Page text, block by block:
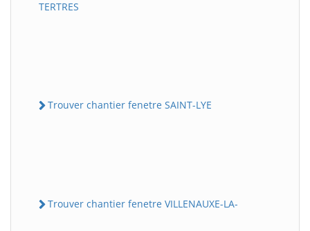
TERTRES
Trouver chantier fenetre SAINT-LYE
Trouver chantier fenetre VILLENAUXE-LA-